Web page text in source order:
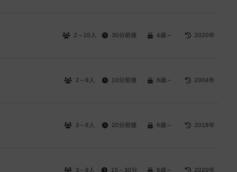
2～10人 30分前後 4歳～ 2020年
2～8人 10分前後 6歳～ 2004年
3～8人 20分前後 6歳～ 2018年
3～8人 15～30分 6歳～ 2020年